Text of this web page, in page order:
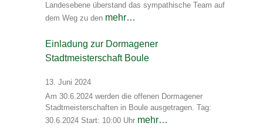
Landesebene überstand das sympathische Team auf
dem Weg zu den mehr…
Einladung zur Dormagener
Stadtmeisterschaft Boule
13. Juni 2024
Am 30.6.2024 werden die offenen Dormagener
Stadtmeisterschaften in Boule ausgetragen. Tag:
30.6.2024 Start: 10:00 Uhr mehr…